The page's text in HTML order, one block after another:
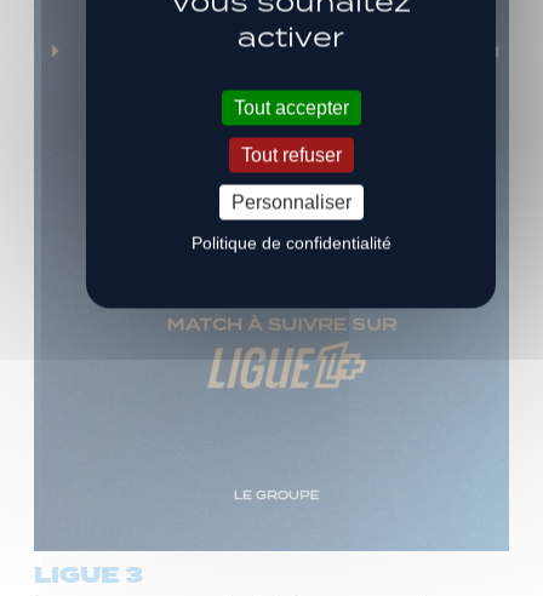
LIGUE 3
activer
Tout accepter
Tout refuser
Personnaliser
Politique de confidentialité